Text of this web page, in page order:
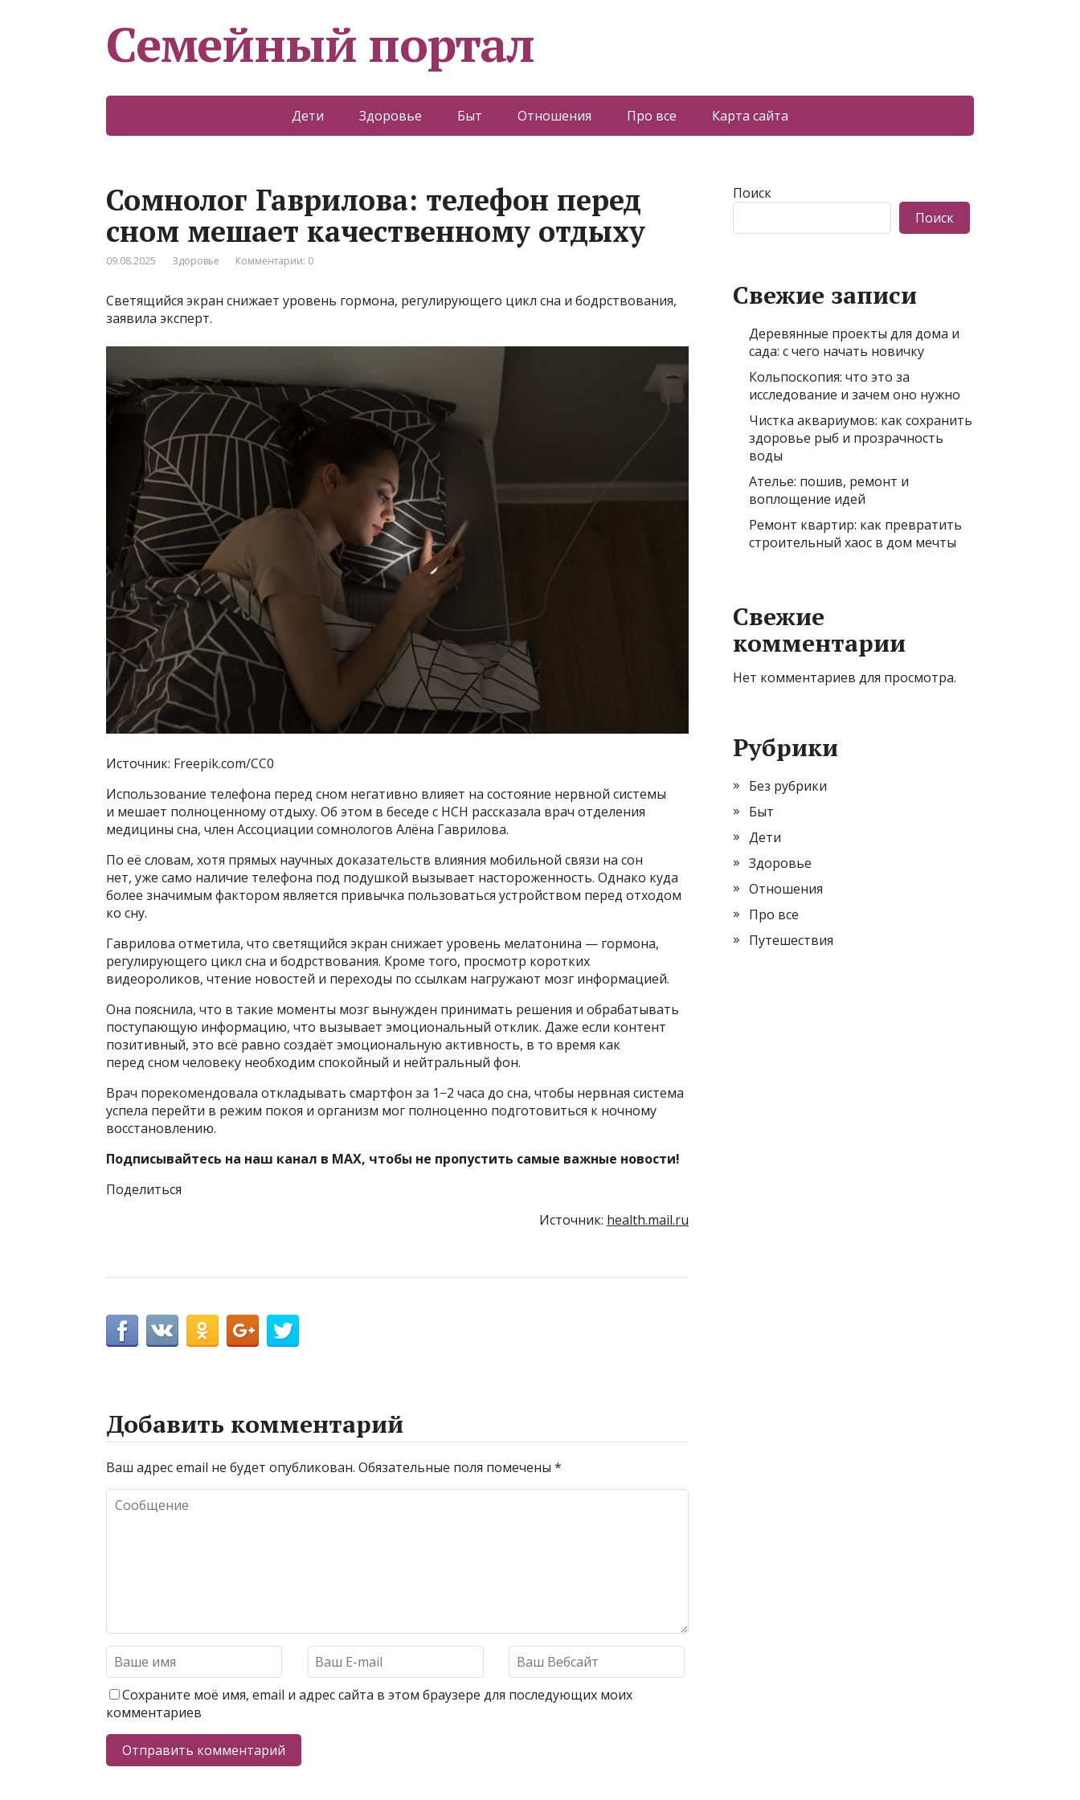
Семейный портал
Дети Здоровье Быт Отношения Про все Карта сайта
Сомнолог Гаврилова: телефон перед
сном мешает качественному отдыху
09.08.2025 Здоровье Комментарии: 0
Светящийся экран снижает уровень гормона, регулирующего цикл сна и бодрствования,
заявила эксперт.
Источник: Freepik.com/CC0
Использование телефона перед сном негативно влияет на состояние нервной системы
и мешает полноценному отдыху. Об этом в беседе с НСН рассказала врач отделения
медицины сна, член Ассоциации сомнологов Алёна Гаврилова.
По её словам, хотя прямых научных доказательств влияния мобильной связи на сон
нет, уже само наличие телефона под подушкой вызывает настороженность. Однако куда
более значимым фактором является привычка пользоваться устройством перед отходом
ко сну.
Гаврилова отметила, что светящийся экран снижает уровень мелатонина — гормона,
регулирующего цикл сна и бодрствования. Кроме того, просмотр коротких
видеороликов, чтение новостей и переходы по ссылкам нагружают мозг информацией.
Она пояснила, что в такие моменты мозг вынужден принимать решения и обрабатывать
поступающую информацию, что вызывает эмоциональный отклик. Даже если контент
позитивный, это всё равно создаёт эмоциональную активность, в то время как
перед сном человеку необходим спокойный и нейтральный фон.
Врач порекомендовала откладывать смартфон за 1−2 часа до сна, чтобы нервная система
успела перейти в режим покоя и организм мог полноценно подготовиться к ночному
восстановлению.
Подписывайтесь на наш канал в MAX, чтобы не пропустить самые важные новости!
Поделиться
Источник: health.mail.ru
Добавить комментарий
Ваш адрес email не будет опубликован. Обязательные поля помечены *
Сохраните моё имя, email и адрес сайта в этом браузере для последующих моих
комментариев
Поиск
Поиск
Свежие записи
Деревянные проекты для дома и
сада: с чего начать новичку
Кольпоскопия: что это за
исследование и зачем оно нужно
Чистка аквариумов: как сохранить
здоровье рыб и прозрачность
воды
Ателье: пошив, ремонт и
воплощение идей
Ремонт квартир: как превратить
строительный хаос в дом мечты
Свежие
комментарии
Нет комментариев для просмотра.
Рубрики
Без рубрики
Быт
Дети
Здоровье
Отношения
Про все
Путешествия